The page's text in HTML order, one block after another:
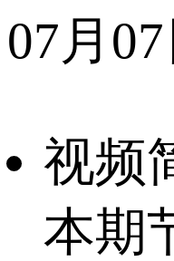
07月
视频
本期